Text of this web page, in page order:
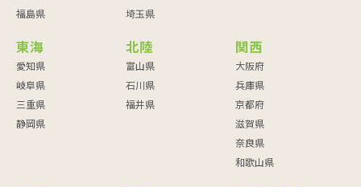
福島県
埼玉県
東海
愛知県
岐阜県
三重県
静岡県
北陸
富山県
石川県
福井県
関西
大阪府
兵庫県
京都府
滋賀県
奈良県
和歌山県